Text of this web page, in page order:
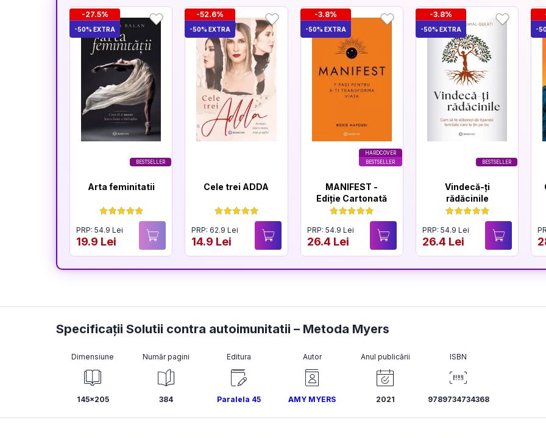
BESTSELLER
-27.5%
-50% EXTRA
Arta feminitatii
PRP: 54.9 Lei
19.9 Lei
-52.6%
-50% EXTRA
Cele trei ADDA
PRP: 62.9 Lei
14.9 Lei
HARDCOVER
BESTSELLER
-3.8%
-50% EXTRA
MANIFEST -
Ediție Cartonată
PRP: 54.9 Lei
26.4 Lei
BESTSELLER
-3.8%
-50% EXTRA
Vindecă-ți
rădăcinile
PRP: 54.9 Lei
26.4 Lei
-
Specificații Solutii contra autoimunitatii – Metoda Myers
Dimensiune
145x205
Număr pagini
384
Editura
Paralela 45
Autor
AMY MYERS
Anul publicării
2021
ISBN
9789734734368